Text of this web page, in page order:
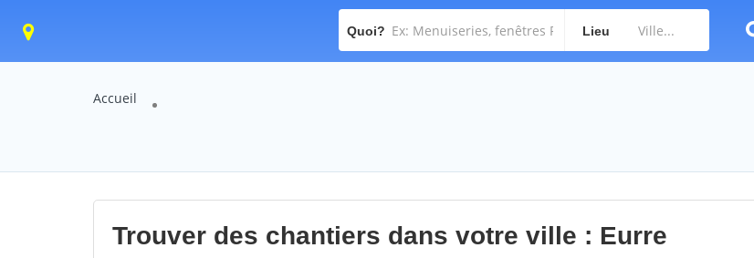
Quoi? Lieu
Accueil
Trouver des chantiers dans votre ville : Eurre